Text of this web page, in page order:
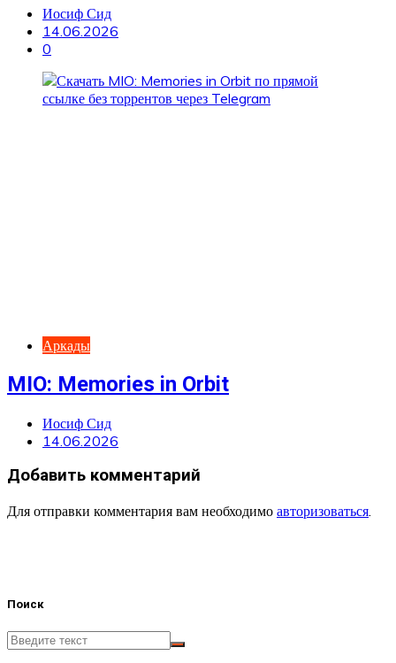
Иосиф Сид
14.06.2026
0
Аркады
MIO: Memories in Orbit
Иосиф Сид
14.06.2026
Добавить комментарий
Для отправки комментария вам необходимо авторизоваться.
Поиск